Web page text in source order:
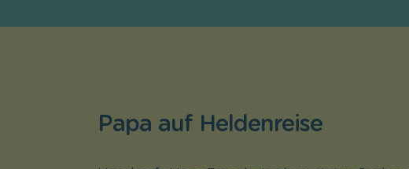
Papa auf Heldenreise